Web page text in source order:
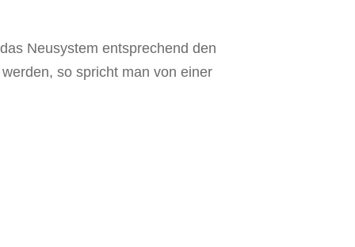
Neusystem entsprechend den
so spricht man von einer